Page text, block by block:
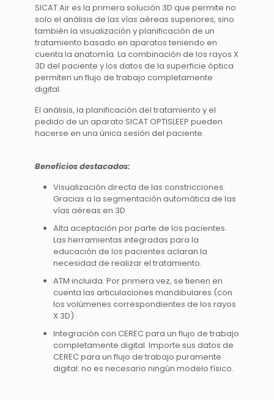
SICAT Air es la primera solución 3D que permite no
solo el análisis de las vías aéreas superiores, sino
también la visualización y planificación de un
tratamiento basado en aparatos teniendo en
cuenta la anatomía. La combinación de los rayos X
3D del paciente y los datos de la superficie óptica
permiten un flujo de trabajo completamente
digital.
El análisis, la planificación del tratamiento y el
pedido de un aparato SICAT OPTISLEEP pueden
hacerse en una única sesión del paciente.
Beneficios destacados:
Visualización directa de las constricciones.
Gracias a la segmentación automática de las
vías aéreas en 3D
Alta aceptación por parte de los pacientes.
Las herramientas integradas para la
educación de los pacientes aclaran la
necesidad de realizar el tratamiento.
ATM incluida. Por primera vez, se tienen en
cuenta las articulaciones mandibulares (con
los volúmenes correspondientes de los rayos
X 3D)
Integración con CEREC para un flujo de trabajo
completamente digital. Importe sus datos de
CEREC para un flujo de trabajo puramente
digital: no es necesario ningún modelo físico.